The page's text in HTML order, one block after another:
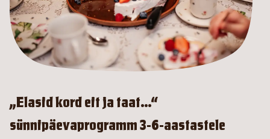
„Elasid kord eit ja taat…“
sünnipäevaprogramm 3-6-aastastele